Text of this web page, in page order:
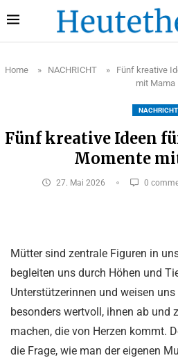
Home » NACHRICHT »
Fünf kreative
mit Mama
NACHRICHT
Fünf kreative Ideen
Momente
27. Mai 2026 0
Mütter sind zentrale Figuren in
begleiten uns durch Höhen und
Unterstützerinnen und weisen
besonders wertvoll, ihnen ab und
machen, die von Herzen kommt.
die Frage, wie man der eigenen